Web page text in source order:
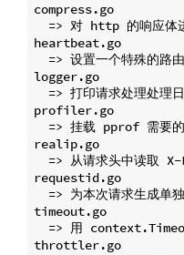
compress.go
=> 对 http 的响应体
heartbeat.go
=> 设置一个特殊的路
logger.go
=> 打印请求处理处理
profiler.go
=> 挂载 pprof 需要
realip.go
=> 从请求头中读取
requestid.go
=> 为本次请求生成单
timeout.go
=> 用
throttler.go